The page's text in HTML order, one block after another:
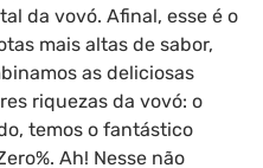
da vovó. Afinal, esse é o
mais altas de sabor,
as deliciosas
riquezas da vovó: o
temos o fantástico
Ah! Nesse não